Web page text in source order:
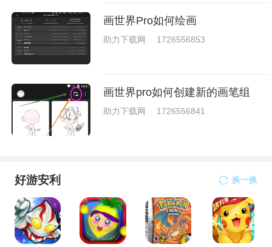
画世界Pro如何绘画
助力下载网 1726556853
画世界pro如何创建新的画笔组
助力下载网 1726556841
好游安利 换一换